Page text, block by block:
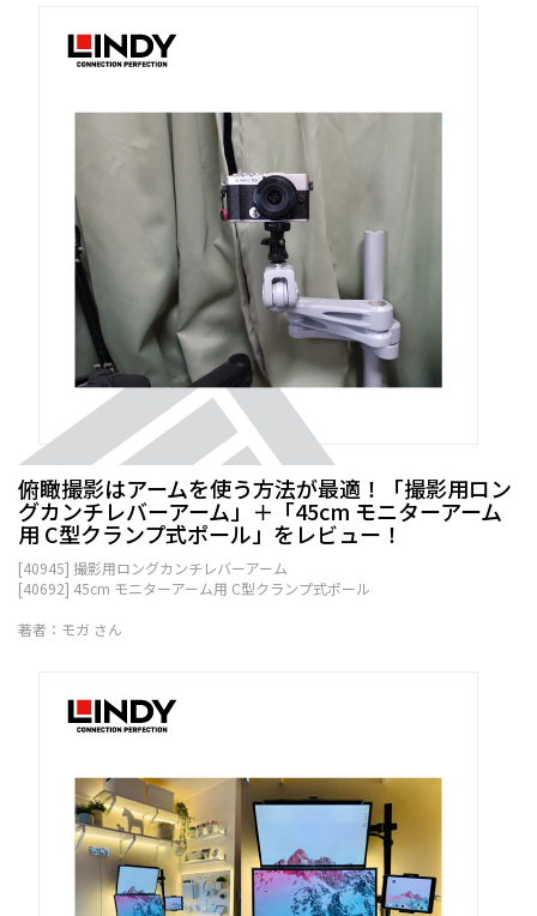
俯瞰撮影はアームを使う方法が最適！「撮影用ロン
グカンチレバーアーム」＋「45cm モニターアーム
用 C型クランプ式ポール」をレビュー！
[40945] 撮影用ロングカンチレバーアーム
[40692] 45cm モニターアーム用 C型クランプ式ポール
著者：モガ さん